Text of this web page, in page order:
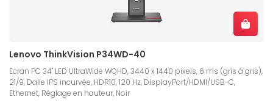
Lenovo ThinkVision P34WD-40
Ecran PC 34" LED UltraWide WQHD, 3440 x 1440 pixels, 6 ms (gris à gris),
21/9, Dalle IPS incurvée, HDR10, 120 Hz, DisplayPort/HDMI/USB-C,
Ethernet, Réglage en hauteur, Noir